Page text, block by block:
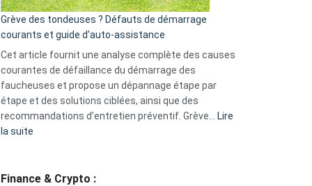
essentiels
de
la
S330
eufy
Grève des tondeuses ? Défauts de démarrage
courants et guide d’auto-assistance
Cet article fournit une analyse complète des causes
courantes de défaillance du démarrage des
faucheuses et propose un dépannage étape par
étape et des solutions ciblées, ainsi que des
recommandations d’entretien préventif. Grève…
Lire
la suite
tondeuses
Finance & Crypto :